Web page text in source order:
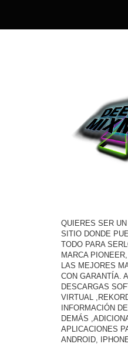
QUIERES SER
SITIO DONDE
TODO PARA
MARCA
LAS MEJORES
CON GARANTÍA.
DESCARGAS
VIRTUAL
INFORMACIÓN
DEMÁS
APLICACIONES
ANDROID,